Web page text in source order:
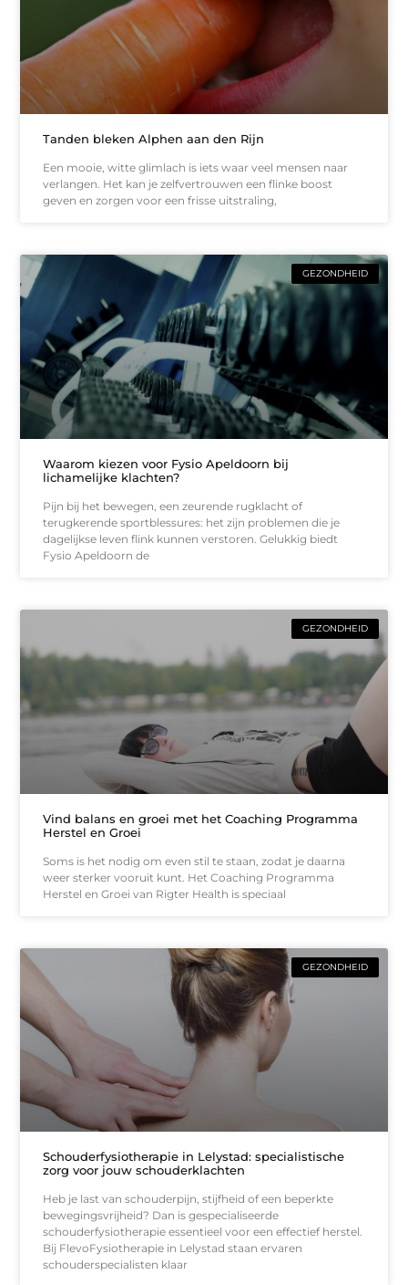
Tanden bleken Alphen aan den Rijn
Een mooie, witte glimlach is iets waar veel mensen naar
verlangen. Het kan je zelfvertrouwen een flinke boost
geven en zorgen voor een frisse uitstraling,
GEZONDHEID
Waarom kiezen voor Fysio Apeldoorn bij
lichamelijke klachten?
Pijn bij het bewegen, een zeurende rugklacht of
terugkerende sportblessures: het zijn problemen die je
dagelijkse leven flink kunnen verstoren. Gelukkig biedt
Fysio Apeldoorn de
GEZONDHEID
Vind balans en groei met het Coaching Programma
Herstel en Groei
Soms is het nodig om even stil te staan, zodat je daarna
weer sterker vooruit kunt. Het Coaching Programma
Herstel en Groei van Rigter Health is speciaal
GEZONDHEID
Schouderfysiotherapie in Lelystad: specialistische
zorg voor jouw schouderklachten
Heb je last van schouderpijn, stijfheid of een beperkte
bewegingsvrijheid? Dan is gespecialiseerde
schouderfysiotherapie essentieel voor een effectief herstel.
Bij FlevoFysiotherapie in Lelystad staan ervaren
schouderspecialisten klaar